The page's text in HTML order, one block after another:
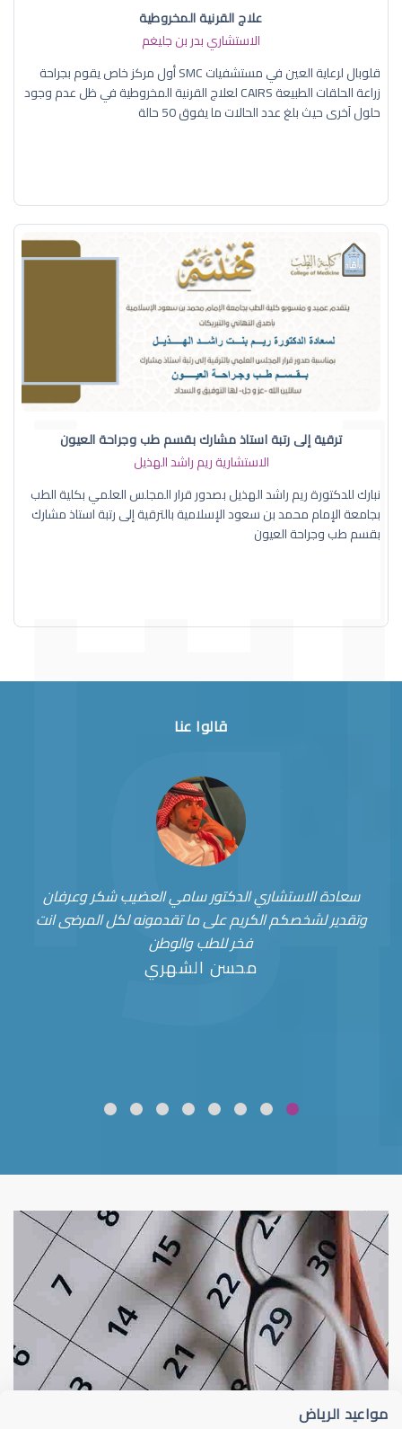
علاج القرنية المخروطية
الاستشاري بدر بن جليغم
قلوبال لرعاية العين في مستشفيات SMC أول مركز خاص يقوم بجراحة
زراعة الحلقات الطبيعة CAIRS لعلاج القرنية المخروطية في ظل عدم وجود
حلول آخرى حيث بلغ عدد الحالات ما يفوق 50 حالة
ترقية إلى رتبة استاذ مشارك بقسم طب وجراحة العيون
الاستشارية ريم راشد الهذيل
نبارك للدكتورة ريم راشد الهذيل بصدور قرار المجلس العلمي بكلية الطب
بجامعة الإمام محمد بن سعود الإسلامية بالترقية إلى رتبة استاذ مشارك
بقسم طب وجراحة العيون
قالوا عنا
سعادة الاستشاري الدكتور سامي العضيب شكر وعرفان
وتقدير لشخصكم الكريم على ما تقدمونه لكل المرضى انت
فخر للطب والوطن
محسن الشهري
قلوبال لرعاية العين ضعف نظر
مواعيد الرياض